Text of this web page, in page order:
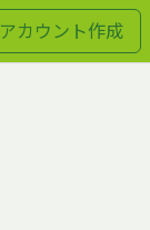
アカウント作成